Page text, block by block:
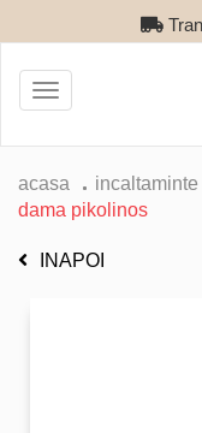
Toggle
navigation
acasa incaltaminte
dama pikolinos
INAPOI